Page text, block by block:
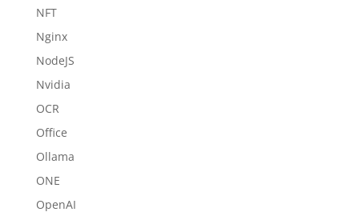
NFT
Nginx
NodeJS
Nvidia
OCR
Office
Ollama
ONE
OpenAI